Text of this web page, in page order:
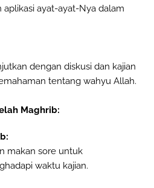
aplikasi ayat-ayat-Nya dalam
dengan diskusi dan kajian
tentang wahyu Allah.
Maghrib:
makan sore untuk
waktu kajian.